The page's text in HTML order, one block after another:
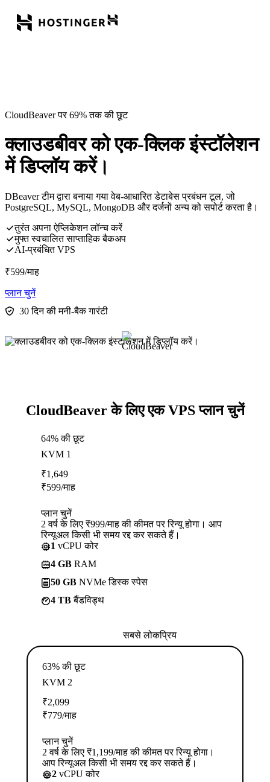
CloudBeaver पर 69% तक की छूट
क्लाउडबीवर को एक-क्लिक इंस्टॉलेशन
में डिप्लॉय करें।
DBeaver टीम द्वारा बनाया गया वेब-आधारित डेटाबेस प्रबंधन टूल, जो
PostgreSQL, MySQL, MongoDB और दर्जनों अन्य को सपोर्ट करता है।
तुरंत अपना ऐप्लिकेशन लॉन्च करें
मुफ्त स्वचालित साप्ताहिक बैकअप
AI-प्रबंधित VPS
₹599/माह
प्लान चुनें
30 दिन की मनी-बैक गारंटी
CloudBeaver के लिए एक VPS प्लान चुनें
64% की छूट
KVM 1
₹1,649
₹599/माह
प्लान चुनें
2 वर्ष के लिए ₹999/माह की कीमत पर रिन्यू होगा। आप
रिन्यूअल किसी भी समय रद्द कर सकते हैं।
1 vCPU कोर
4 GB RAM
50 GB NVMe डिस्क स्पेस
4 TBबैंडविड्थ
सबसे लोकप्रिय
63% की छूट
KVM 2
₹2,099
₹779/माह
प्लान चुनें
2 वर्ष के लिए ₹1,199/माह की कीमत पर रिन्यू होगा।
आप रिन्यूअल किसी भी समय रद्द कर सकते हैं।
2 vCPU कोर